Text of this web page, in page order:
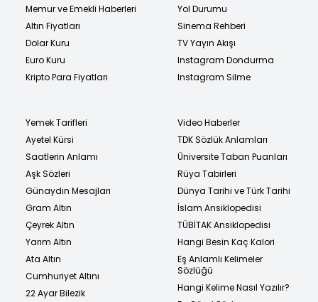
Memur ve Emekli Haberleri
Altın Fiyatları
Dolar Kuru
Euro Kuru
Kripto Para Fiyatları
Yol Durumu
Sinema Rehberi
TV Yayın Akışı
Instagram Dondurma
Instagram Silme
Yemek Tarifleri
Ayetel Kürsi
Saatlerin Anlamı
Aşk Sözleri
Günaydın Mesajları
Gram Altın
Çeyrek Altın
Yarım Altın
Ata Altın
Cumhuriyet Altını
22 Ayar Bilezik
Video Haberler
TDK Sözlük Anlamları
Üniversite Taban Puanları
Rüya Tabirleri
Dünya Tarihi ve Türk Tarihi
İslam Ansiklopedisi
TÜBİTAK Ansiklopedisi
Hangi Besin Kaç Kalori
Eş Anlamlı Kelimeler
Sözlüğü
Hangi Kelime Nasıl Yazılır?